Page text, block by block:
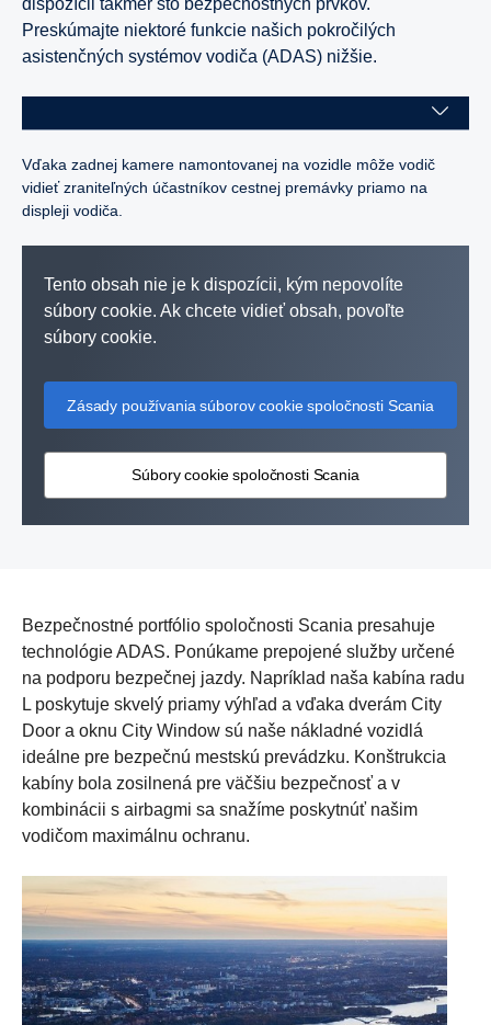
Preskúmajte niektoré funkcie našich pokročilých
asistenčných systémov vodiča (ADAS) nižšie.
Vďaka zadnej kamere namontovanej na vozidle môže vodič
vidieť zraniteľných účastníkov cestnej premávky priamo na
displeji vodiča.
Tento obsah nie je k dispozícii, kým nepovolíte
súbory cookie. Ak chcete vidieť obsah, povoľte
súbory cookie.
Zásady používania súborov cookie spoločnosti Scania
Súbory cookie spoločnosti Scania
účastníkmi cestnej premávky, ako sú chodci alebo cyklisti, ktorí
sa nachádzajú na opačnej strane vozidla ako vodič.
Tento obsah nie je k dispozícii, kým nepovolíte
súbory cookie. Ak chcete vidieť obsah, povoľte
súbory cookie.
Súbory cookie spoločnosti Scania
vozidlom alebo zraniteľným účastníkom cestnej premávky
vpredu.
Tento obsah nie je k dispozícii, kým nepovolíte
súbory cookie. Ak chcete vidieť obsah, povoľte
súbory cookie.
Súbory cookie spoločnosti Scania
Bezpečnostné portfólio spoločnosti Scania presahuje
technológie ADAS. Ponúkame prepojené služby určené
na podporu bezpečnej jazdy. Napríklad naša kabína radu
L poskytuje skvelý priamy výhľad a vďaka dverám City
Door a oknu City Window sú naše nákladné vozidlá
ideálne pre bezpečnú mestskú prevádzku. Konštrukcia
kabíny bola zosilnená pre väčšiu bezpečnosť a v
kombinácii s airbagmi sa snažíme poskytnúť našim
vodičom maximálnu ochranu.